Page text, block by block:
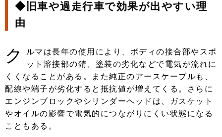
◆旧車や過走行車で効果が出やすい理
由
ク
ルマは長年の使用により、ボディの接合部やスポ
ット溶接部の錆、塗装の劣化などで電気が流れに
くくなることがある。また純正のアースケーブルも、
配線や端子が劣化すると抵抗値が増えてくる。さらに
エンジンブロックやシリンダーヘッドは、ガスケット
やオイルの影響で電気的につながりにくい状態になる
こともある。